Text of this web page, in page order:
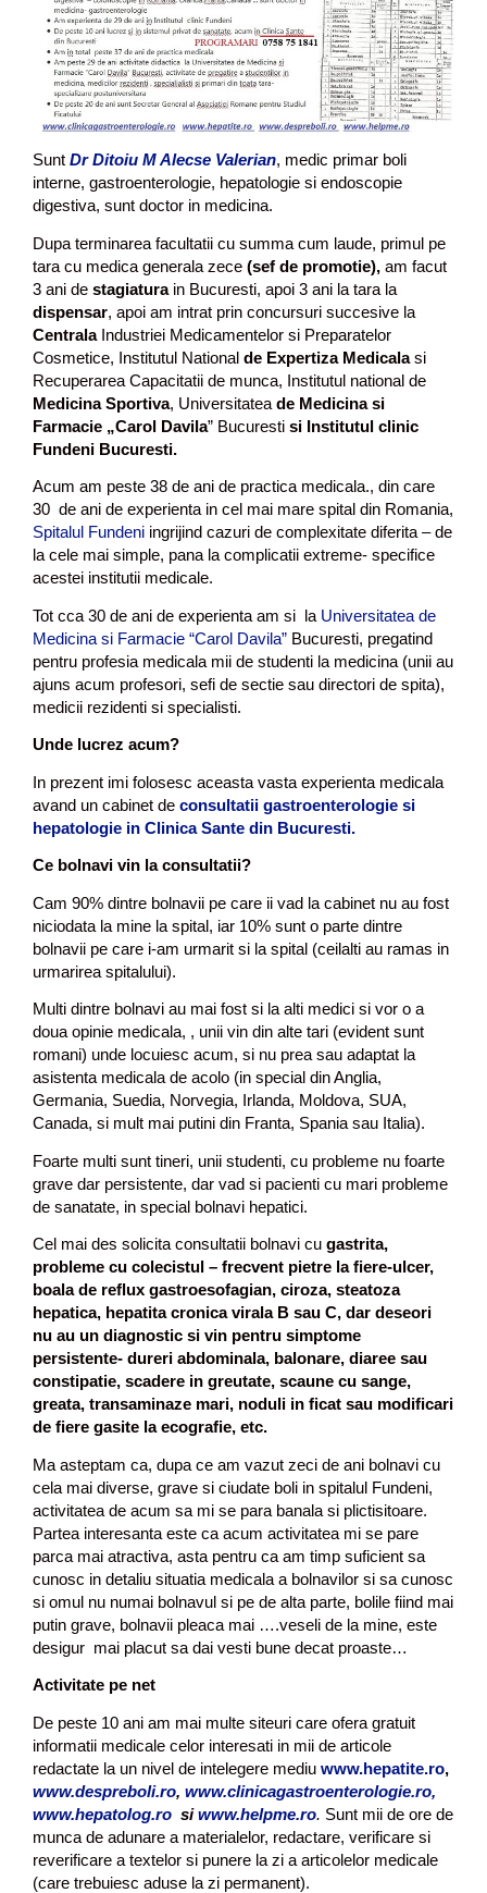
Sunt Dr Ditoiu M Alecse Valerian, medic primar boli
interne, gastroenterologie, hepatologie si endoscopie
digestiva, sunt doctor in medicina.
Dupa terminarea facultatii cu summa cum laude, primul pe
tara cu medica generala zece (sef de promotie), am facut
3 ani de stagiaturain Bucuresti, apoi 3 ani la tara la
dispensar, apoi am intrat prin concursuri succesive la
CentralaIndustriei Medicamentelor si Preparatelor
Cosmetice, Institutul National de Expertiza Medicalasi
Recuperarea Capacitatii de munca, Institutul national de
Medicina Sportiva, Universitatea de Medicina si
Farmacie „Carol Davila” Bucuresti si Institutul clinic
Fundeni Bucuresti.
Acum am peste 38 de ani de practica medicala., din care
30 de ani de experienta in cel mai mare spital din Romania,
Spitalul Fundeni ingrijind cazuri de complexitate diferita – de
la cele mai simple, pana la complicatii extreme- specifice
acestei institutii medicale.
Tot cca 30 de ani de experienta am si la Universitatea de
Medicina si Farmacie “Carol Davila” Bucuresti, pregatind
pentru profesia medicala mii de studenti la medicina (unii au
ajuns acum profesori, sefi de sectie sau directori de spita),
medicii rezidenti si specialisti.
Unde lucrez acum?
In prezent imi folosesc aceasta vasta experienta medicala
avand un cabinet de consultatii gastroenterologie si
hepatologie in Clinica Sante din Bucuresti.
Ce bolnavi vin la consultatii?
Cam 90% dintre bolnavii pe care ii vad la cabinet nu au fost
niciodata la mine la spital, iar 10% sunt o parte dintre
bolnavii pe care i-am urmarit si la spital (ceilalti au ramas in
urmarirea spitalului).
Multi dintre bolnavi au mai fost si la alti medici si vor o a
doua opinie medicala, , unii vin din alte tari (evident sunt
romani) unde locuiesc acum, si nu prea sau adaptat la
asistenta medicala de acolo (in special din Anglia,
Germania, Suedia, Norvegia, Irlanda, Moldova, SUA,
Canada, si mult mai putini din Franta, Spania sau Italia).
Foarte multi sunt tineri, unii studenti, cu probleme nu foarte
grave dar persistente, dar vad si pacienti cu mari probleme
de sanatate, in special bolnavi hepatici.
Cel mai des solicita consultatii bolnavi cu gastrita,
probleme cu colecistul – frecvent pietre la fiere-ulcer,
boala de reflux gastroesofagian, ciroza, steatoza
hepatica, hepatita cronica virala B sau C, dar deseori
nu au un diagnostic si vin pentru simptome
persistente- dureri abdominala, balonare, diaree sau
constipatie, scadere in greutate, scaune cu sange,
greata, transaminaze mari, noduli in ficat sau modificari
de fiere gasite la ecografie, etc.
Ma asteptam ca, dupa ce am vazut zeci de ani bolnavi cu
cela mai diverse, grave si ciudate boli in spitalul Fundeni,
activitatea de acum sa mi se para banala si plictisitoare.
Partea interesanta este ca acum activitatea mi se pare
parca mai atractiva, asta pentru ca am timp suficient sa
cunosc in detaliu situatia medicala a bolnavilor si sa cunosc
si omul nu numai bolnavul si pe de alta parte, bolile fiind mai
putin grave, bolnavii pleaca mai ….veseli de la mine, este
desigur mai placut sa dai vesti bune decat proaste…
Activitate pe net
De peste 10 ani am mai multe siteuri care ofera gratuit
informatii medicale celor interesati in mii de articole
redactate la un nivel de intelegere mediu www.hepatite.ro,
www.despreboli.ro, www.clinicagastroenterologie.ro,
www.hepatolog.ro siwww.helpme.ro. Sunt mii de ore de
munca de adunare a materialelor, redactare, verificare si
reverificare a textelor si punere la zi a articolelor medicale
(care trebuiesc aduse la zi permanent).